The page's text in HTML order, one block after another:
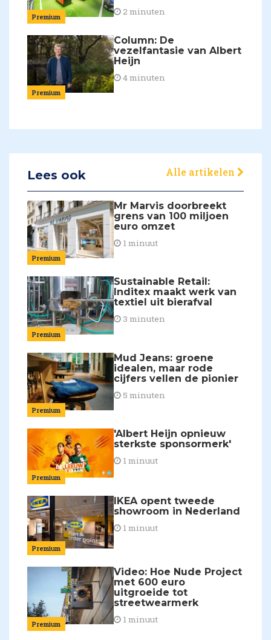
Premium 2 minuten
Premium
Column: De
vezelfantasie van Albert
Heijn
4 minuten
Lees ook Alle artikelen
Premium
Mr Marvis doorbreekt
grens van 100 miljoen
euro omzet
1 minuut
Premium
Sustainable Retail:
Inditex maakt werk van
textiel uit bierafval
3 minuten
Premium
Mud Jeans: groene
idealen, maar rode
cijfers vellen de pionier
5 minuten
Premium
'Albert Heijn opnieuw
sterkste sponsormerk'
1 minuut
Premium
IKEA opent tweede
showroom in Nederland
1 minuut
Premium
Video: Hoe Nude Project
met 600 euro
uitgroeide tot
streetwearmerk
1 minuut